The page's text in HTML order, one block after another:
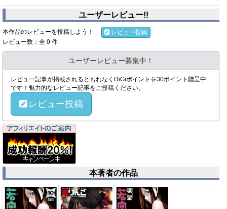
ユーザーレビュー!!
本作品のレビューを投稿しよう！
レビュー投稿
レビュー数：全 0 件
ユーザーレビュー募集中！
レビュー記事が掲載されるともれなくDiGiポイントを30ポイント贈呈中
です！魅力的なレビュー記事をご投稿ください。
レビュー投稿
本著者の作品